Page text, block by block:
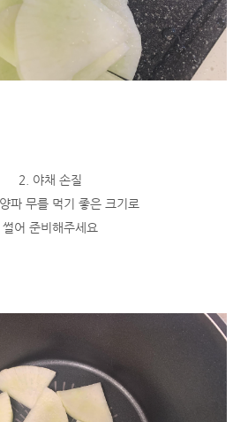
2. 야채 손질
파 무를 먹기 좋은 크기로
썰어 준비해주세요